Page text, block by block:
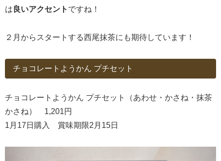
は 良いアクセント ですね！
２月からスタートする西尾抹茶にも期待しています！
チョコレートようかん プチセット
チョコレートようかん プチセット（あわせ・かさね・抹茶
かさね） 1,201円
1月17日購入 賞味期限2月15日